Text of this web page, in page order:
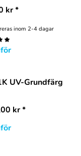
kr*
inom 2-4 dagar
UV-Grundfärg
kr*